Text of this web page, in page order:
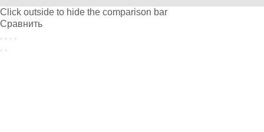
Click outside to hide the comparison bar
Сравнить